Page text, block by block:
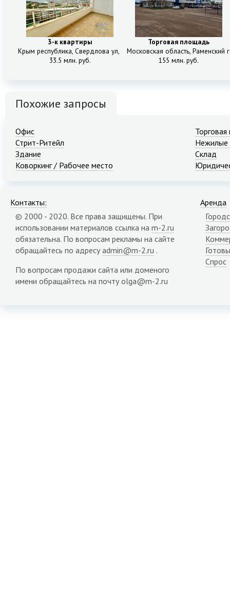
3-к квартиры
Крым республика, Свердлова ул, 48А (К6)
33.5 млн. руб.
Торговая площадь
Московская область, Раменский
155 млн. руб.
Похожие запросы
Офис
Стрит-Ритейл
Нежилые
Здание
Склад
Коворкинг / Рабочее место
Контакты:
© 2000 - 2020. Все права защищены. При
использовании материалов ссылка на m-2.ru
обязательна. По вопросам рекламы на сайте
обращайтесь по адресу admin@m-2.ru .
По вопросам продажи сайта или доменого
имени обращайтесь на почту olga@m-2.ru
Аренда
Спрос